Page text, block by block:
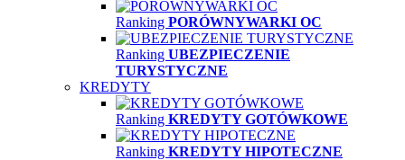
Ranking PORÓWNYWARKI OC
Ranking UBEZPIECZENIE
TURYSTYCZNE
KREDYTY
Ranking KREDYTY GOTÓWKOWE
Ranking KREDYTY HIPOTECZNE